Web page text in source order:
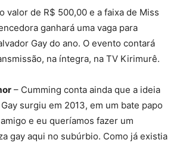
valor de R$ 500,00 e a faixa de Miss
ganhará uma vaga para
Gay do ano. O evento contará
na íntegra, na TV Kirimurê.
– Cumming conta ainda que a ideia
surgiu em 2013, em um bate papo
e eu queríamos fazer um
gay aqui no subúrbio. Como já existia